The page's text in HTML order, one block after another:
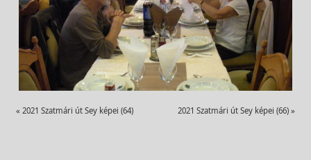
« 2021 Szatmári út Sey képei (64) 2021 Szatmári út Sey képei (66) »